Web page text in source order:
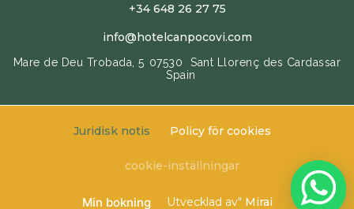
+34 648 26 27 75
info@hotelcanpocovi.com
Mare de Deu Trobada, 5 07530
Sant Llorenç des Cardassar
Spain
Juridisk notis Policy för cookies
cookie-inställningar
Min bokning Utvecklad av" Mirai